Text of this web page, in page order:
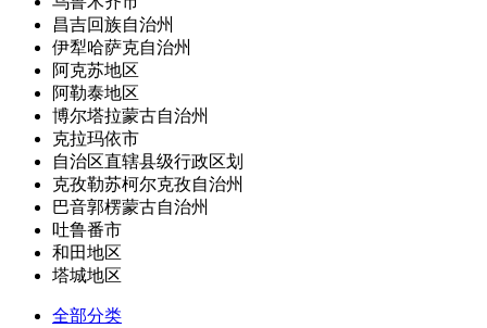
昌吉回族自治州
伊犁哈萨克自治州
阿克苏地区
阿勒泰地区
博尔塔拉蒙古自治州
克拉玛依市
自治区直辖县级行政区划
克孜勒苏柯尔克孜自治州
巴音郭楞蒙古自治州
吐鲁番市
和田地区
塔城地区
全部分类